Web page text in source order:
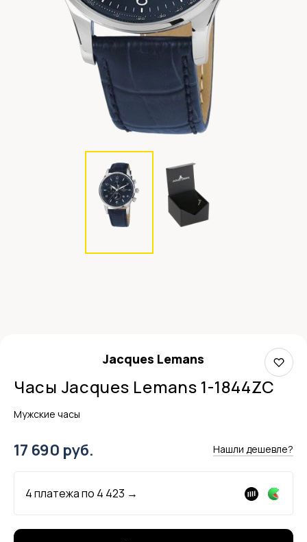
Jacques Lemans
Часы Jacques Lemans 1-1844ZC
Мужские часы
17 690 руб. Нашли дешевле?
4 платежа по 4 423 →